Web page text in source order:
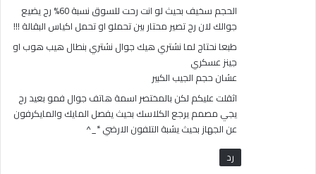
الحجم سخيف بحيث لو انت رحت للسوق نسبة 60% رح يضيع
جوالك لان رح تصير محتار بين تحملو او تحمل اكياس البقالة !!!
طبعا نحتاج لما نشتري هيك جوال نشتري بنطال هيب هوب او
جينز عسكري
عشان حجم الجيب الكبير
اثقلت عليكم لكن بالمختصر اسمة هاتف جوال فمو بعيد رح
يجي مصمم يرجع الكلاسك بحيث يفصل المايك والمايكرفون
عن الجهاز بحيث يشبة التلفون الارضي *_^
رد